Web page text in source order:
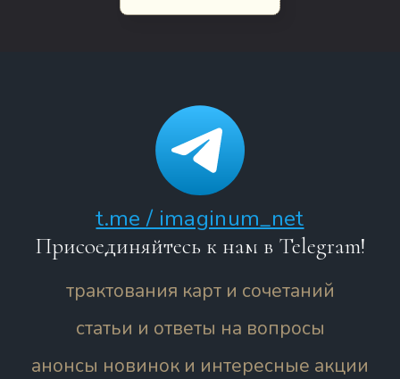
t.me / imaginum_net
Присоединяйтесь к нам в Telegram!
трактования карт и сочетаний
статьи и ответы на вопросы
анонсы новинок и интересные акции